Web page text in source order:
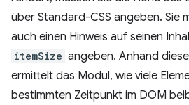
über Standard-CSS angeben. Sie
auch einen Hinweis auf seinen
itemSize angeben. Anhand
ermittelt das Modul, wie viele
bestimmten Zeitpunkt im DOM